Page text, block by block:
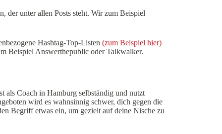
der unter allen Posts steht. Wir zum Beispiel
Hashtag-Top-Listen (zum Beispiel hier)
Beispiel Answerthepublic oder Talkwalker.
als Coach in Hamburg selbständig und nutzt
wird es wahnsinnig schwer, dich gegen die
Begriff etwas ein, um gezielt auf deine Nische zu